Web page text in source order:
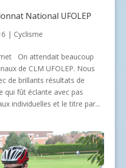
National UFOLEP
| Cyclisme
On attendait beaucoup
de CLM UFOLEP. Nous
de brillants résultats de
qui fût éclante avec pas
individuelles et le titre par...